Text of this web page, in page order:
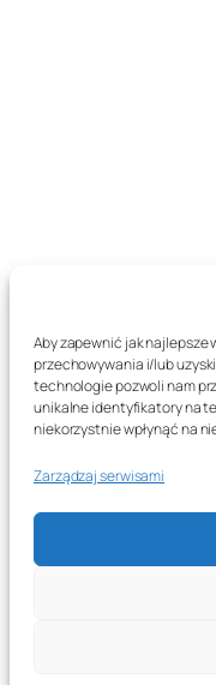
Aby zapewnić jak
przechowywania i/lub
technologie pozwoli nam
unikalne identyfikatory na
niekorzystnie wpłynąć na
Zarządzaj serwisami